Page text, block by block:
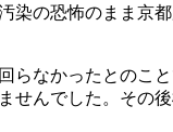
染の恐怖のまま京
らなかったとのこ
せんでした。その